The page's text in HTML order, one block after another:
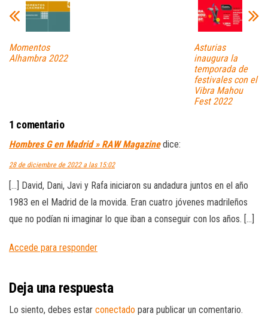
Momentos
Alhambra 2022
Asturias
inaugura la
temporada de
festivales con el
Vibra Mahou
Fest 2022
1 comentario
Hombres G en Madrid » RAW Magazine dice:
28 de diciembre de 2022 a las 15:02
[…] David, Dani, Javi y Rafa iniciaron su andadura juntos en el año
1983 en el Madrid de la movida. Eran cuatro jóvenes madrileños
que no podían ni imaginar lo que iban a conseguir con los años. […]
Accede para responder
Deja una respuesta
Lo siento, debes estar conectado para publicar un comentario.